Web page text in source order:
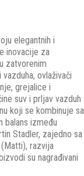
elegantnih i
inovacije za
zatvorenim
ovlaživači
grejalice i
suv i prljav vazduh
koji se kombinuje sa
balans između
Stadler, zajedno sa
razvija
su nagrađivani